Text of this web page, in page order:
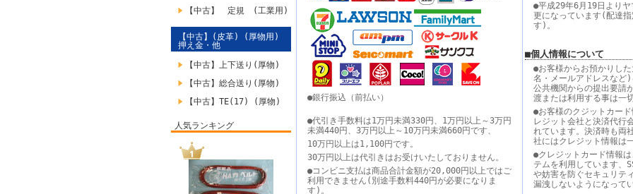
【中古】 定規 (工業用)
【中古】(皮革) (厚物用)
押え金・他
【中古】上下送り(厚物)
【中古】総合送り(厚物)
【中古】TE(17) (厚物)
人気ランキング
●銀行振込（前払い）
●代引き手数料は1万円未満330円、1万円以上～3万円
未満440円、3万円以上～10万円未満660円です、
10万円以上は1,100円です。
30万円以上は代引きはお受けいたしておりません。
●コンビニ支払は商品合計金額が20,000円以上ではご
利用できません(別途手数料440円が必要になりま
す)。
●平成29年6月19日より
更になっています(配達
す)。
■個人情報について
●お客様からお預かりし
名・メールアドレスなど
公共機関からの提出要請
渡または利用する事は一
●お客様のクジットカー
レジット会社と決済代行
れています。決済時も両
社にはクレジット情報は
●クレジットカード情報
テムを利用しています、
や妨害を防ぐセキュリテ
漏洩しないようになって